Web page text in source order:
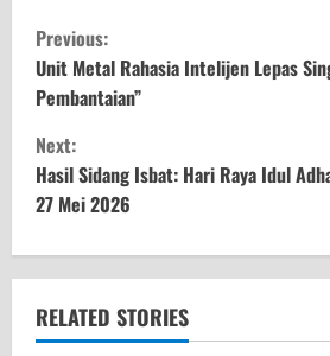
C
o
n
t
i
n
u
Previous:
Unit Metal Rahasia Intelijen Lepas
Pembantaian”
Next:
Hasil Sidang Isbat: Hari Raya Idul
27 Mei 2026
RELATED STORIES